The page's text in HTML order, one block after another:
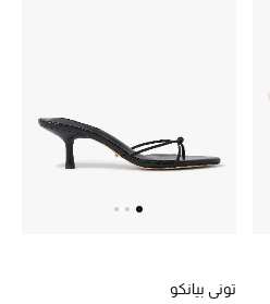
توني بيانكو